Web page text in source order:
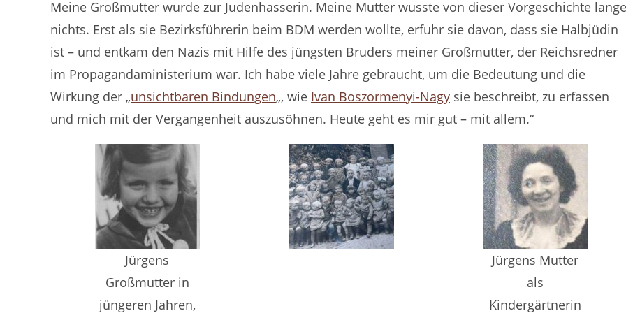
Meine Großmutter wurde zur Judenhasserin. Meine Mutter wusste von dieser Vorgeschichte lange
nichts. Erst als sie Bezirksführerin beim BDM werden wollte, erfuhr sie davon, dass sie Halbjüdin
ist – und entkam den Nazis mit Hilfe des jüngsten Bruders meiner Großmutter, der Reichsredner
im Propagandaministerium war. Ich habe viele Jahre gebraucht, um die Bedeutung und die
Wirkung der „unsichtbaren Bindungen„, wie Ivan Boszormenyi-Nagy sie beschreibt, zu erfassen
und mich mit der Vergangenheit auszusöhnen. Heute geht es mir gut – mit allem.“
Jürgens
Großmutter in
jüngeren Jahren,
Jürgens Mutter
als
Kindergärtnerin